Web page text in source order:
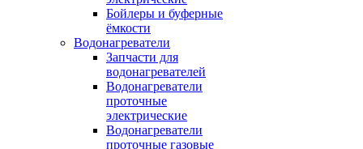
Бойлеры и буферные
ёмкости
Водонагреватели
Запчасти для
водонагревателей
Водонагреватели
проточные
электрические
Водонагреватели
проточные газовые